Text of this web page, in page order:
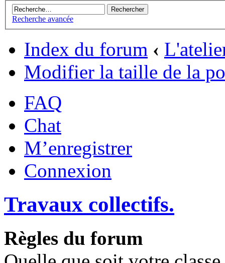
Recherche avancée
Index du forum ‹
Modifier la taille de la
FAQ
Chat
M’enregistrer
Connexion
Travaux collectifs.
Règles du forum